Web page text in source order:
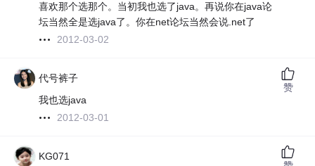
喜欢那个选那个。当初我也选了java。再说你在java论
坛当然全是选java了。你在net论坛当然会说.net了
2012-03-02
代号裤子
我也选java
2012-03-01
赞
KG071